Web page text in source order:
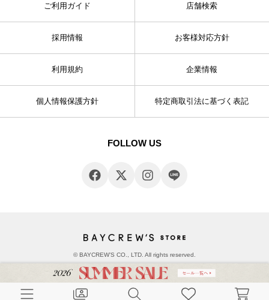
ご利用ガイド 店舗検索
採用情報 お客様対応方針
利用規約 企業情報
個人情報保護方針 特定商取引法に基づく表記
FOLLOW US
© BAYCREW’S CO., LTD. All rights reserved.